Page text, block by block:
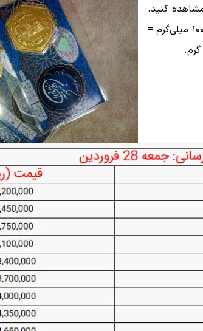
جدول زیر مشاهده کنید.
سوت واحد اندازه گیری جرم طلا بوده و یک گرم =۱۰۰۰ میلی‌گرم =